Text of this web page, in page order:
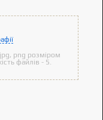
png розміром
файлів - 5.